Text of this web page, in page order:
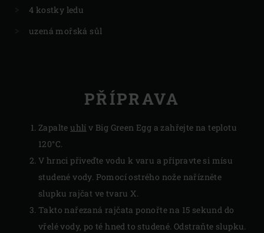
4 kostky ledu
uzená mořská sůl
PŘÍPRAVA
Zapalte uhlí v Big Green Egg a zahřejte na teplotu
120°C.
V hrnci přiveďte vodu k varu a připravte si mísu
studené vody. Pomocí ostrého nože nařízněte
slupku rajčat ve tvaru X.
Takto nařezaná rajčata ponořte na 15 sekund do
vřelé vody, po té hned to studené. Odstraňte slupku.